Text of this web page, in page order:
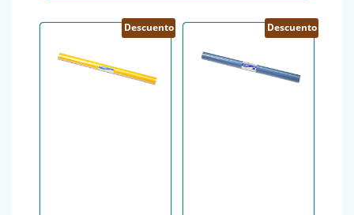
Descuento Descuento